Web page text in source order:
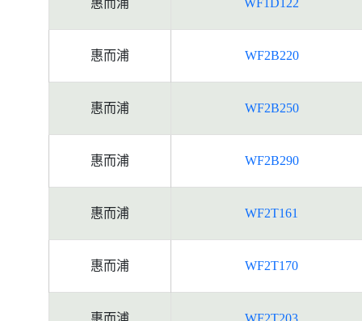
惠而浦 WF1D122
惠而浦 WF2B220
惠而浦 WF2B250
惠而浦 WF2B290
惠而浦 WF2T161
惠而浦 WF2T170
惠而浦 WF2T203